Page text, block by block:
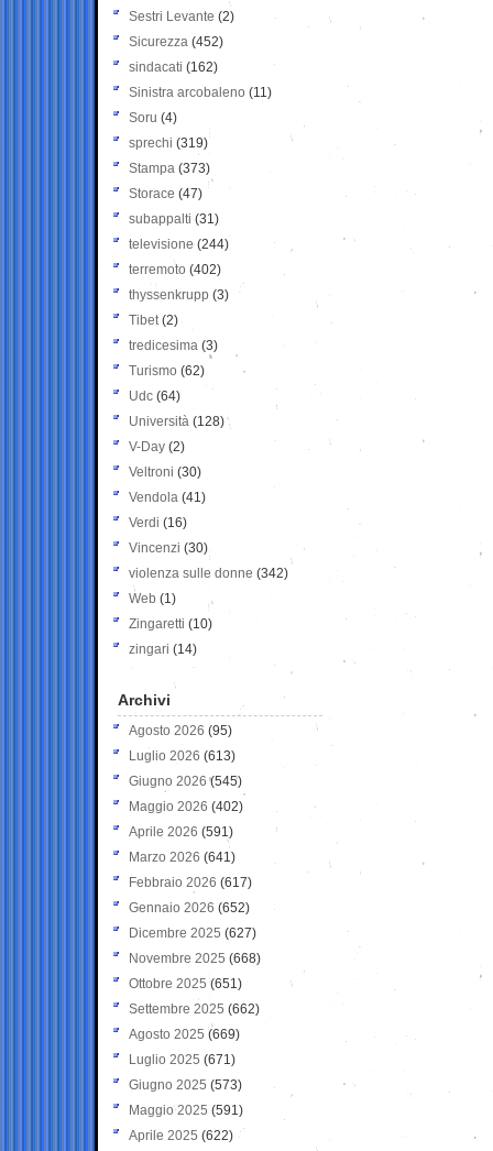
Sestri Levante (2)
Sicurezza (452)
sindacati (162)
Sinistra arcobaleno (11)
Soru (4)
sprechi (319)
Stampa (373)
Storace (47)
subappalti (31)
televisione(244)
terremoto (402)
thyssenkrupp (3)
Tibet(2)
tredicesima (3)
Turismo (62)
Udc (64)
Università (128)
V-Day (2)
Veltroni (30)
Vendola (41)
Verdi (16)
Vincenzi (30)
violenza sulle donne (342)
Web (1)
Zingaretti (10)
zingari (14)
Archivi
Agosto 2026 (95)
Luglio 2026 (613)
Giugno 2026 (545)
Maggio 2026 (402)
Aprile 2026 (591)
Marzo 2026 (641)
Febbraio 2026 (617)
Gennaio 2026 (652)
Dicembre 2025 (627)
Novembre 2025 (668)
Ottobre 2025 (651)
Settembre 2025 (662)
Agosto 2025 (669)
Luglio 2025 (671)
Giugno 2025 (573)
Maggio 2025 (591)
Aprile 2025 (622)